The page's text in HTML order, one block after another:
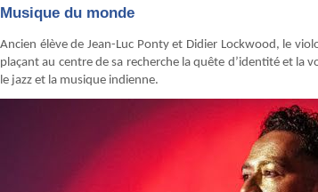
Musique du monde
Ancien élève de Jean-Luc Ponty et Didier Lockwood, le
plaçant au centre de sa recherche la quête d’identité et
le jazz et la musique indienne.